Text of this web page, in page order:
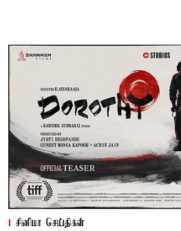
சினிமா செய்திகள்